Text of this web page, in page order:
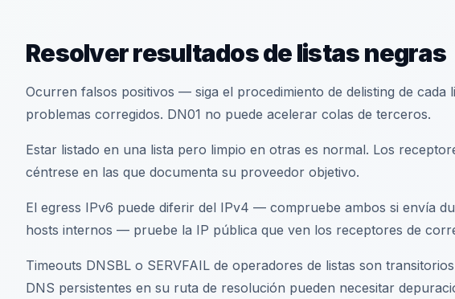
Resolver resultados de listas negras
Ocurren falsos positivos — siga el procedimiento de delisting de cada
problemas corregidos. DN01 no puede acelerar colas de terceros.
Estar listado en una lista pero limpio en otras es normal. Los
céntrese en las que documenta su proveedor objetivo.
El egress IPv6 puede diferir del IPv4 — compruebe ambos si envía
hosts internos — pruebe la IP pública que ven los receptores de
Timeouts DNSBL o SERVFAIL de operadores de listas son
DNS persistentes en su ruta de resolución pueden necesitar